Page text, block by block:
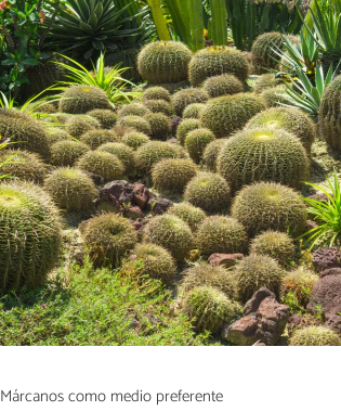
Márcanos como medio preferente